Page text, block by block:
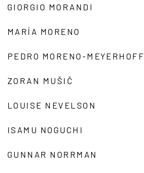
GIORGIO MORANDI
MARÍA MORENO
PEDRO MORENO-MEYERHOFF
ZORAN MUŠIČ
LOUISE NEVELSON
ISAMU NOGUCHI
GUNNAR NORRMAN